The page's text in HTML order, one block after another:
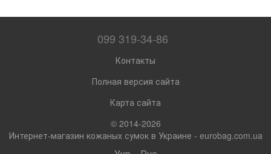
099 319-34-86
Контакты
Полная версия сайта
Карта сайта
© 2014-2026
Интернет-магазин кожаных сумок в Украине - eurobag.com.ua